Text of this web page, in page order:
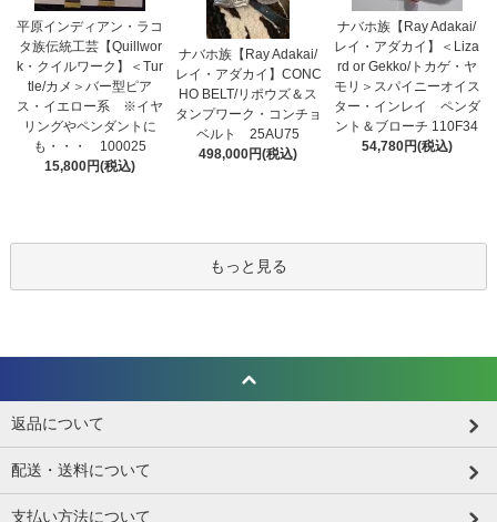
平原インディアン・ラコ
タ族伝統工芸【Quillwor
k・クイルワーク】＜Tur
tle/カメ＞バー型ピア
ス・イエロー系 ※イヤ
リングやペンダントに
も・・・ 100025
15,800円(税込)
ナバホ族【Ray Adakai/
レイ・アダカイ】CONC
HO BELT/リポウズ＆ス
タンプワーク・コンチョ
ベルト 25AU75
498,000円(税込)
ナバホ族【Ray Adakai/
レイ・アダカイ】＜Liza
rd or Gekko/トカゲ・ヤ
モリ＞スパイニーオイス
ター・インレイ ペンダ
ント＆ブローチ 110F34
54,780円(税込)
もっと見る
返品について
配送・送料について
支払い方法について